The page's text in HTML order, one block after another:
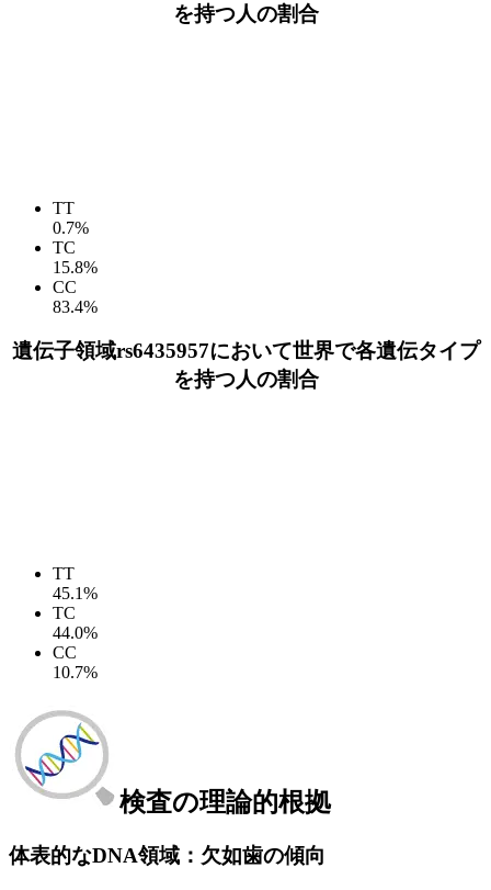
を持つ人の割合
TT
0.7%
TC
15.8%
CC
83.4%
遺伝子領域rs6435957において世界で各遺伝タイプ
を持つ人の割合
TT
45.1%
TC
44.0%
CC
10.7%
検査の理論的根拠
体表的なDNA領域：欠如歯の傾向